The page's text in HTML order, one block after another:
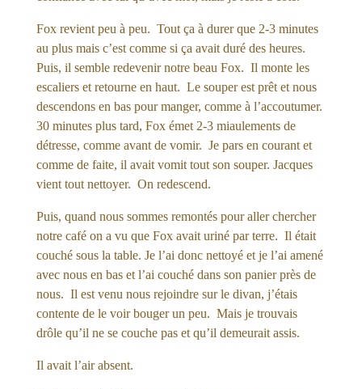
Fox revient peu à peu. Tout ça à durer que 2-3 minutes
au plus mais c’est comme si ça avait duré des heures.
Puis, il semble redevenir notre beau Fox. Il monte les
escaliers et retourne en haut. Le souper est prêt et nous
descendons en bas pour manger, comme à l’accoutumer.
30 minutes plus tard, Fox émet 2-3 miaulements de
détresse, comme avant de vomir. Je pars en courant et
comme de faite, il avait vomit tout son souper. Jacques
vient tout nettoyer. On redescend.
Puis, quand nous sommes remontés pour aller chercher
notre café on a vu que Fox avait uriné par terre. Il était
couché sous la table. Je l’ai donc nettoyé et je l’ai amené
avec nous en bas et l’ai couché dans son panier près de
nous. Il est venu nous rejoindre sur le divan, j’étais
contente de le voir bouger un peu. Mais je trouvais
drôle qu’il ne se couche pas et qu’il demeurait assis.
Il avait l’air absent.